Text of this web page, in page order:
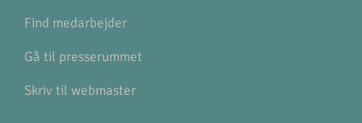
Find medarbejder
Gå til presserummet
Skriv til webmaster